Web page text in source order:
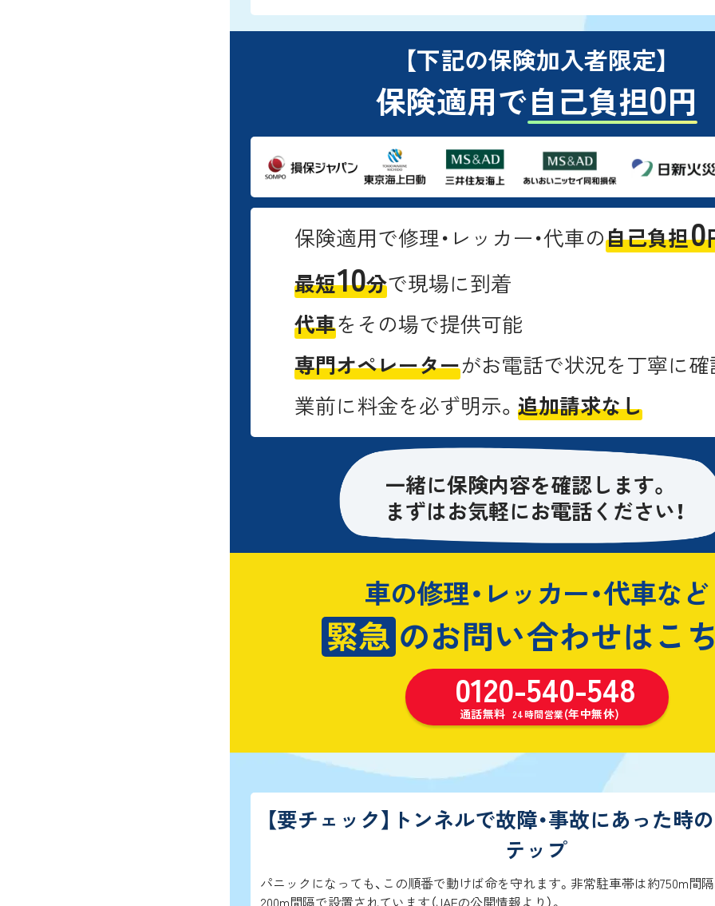
【下記の保険加入者限定】
保険適用で自己負担0円
保険適用で修理・レッカー・代車の自己負担0
最短10分で現場に到着
代車をその場で提供可能
専門オペレーターがお電話で状況を丁寧に
業前に料金を必ず明示。追加請求なし
一緒に保険内容を確認します。
まずはお気軽にお電話ください！
車の修理・レッカー・代車など
緊急 のお問い合わせはこ
0120-540-548
通話無料 24時間営業(年中無休)
【要チェック】トンネルで故障・事故にあった時
テップ
パニックになっても、この順番で動けば命を守れます。非常駐車帯は約750m間
200m間隔で設置されています（JAFの公開情報より）。